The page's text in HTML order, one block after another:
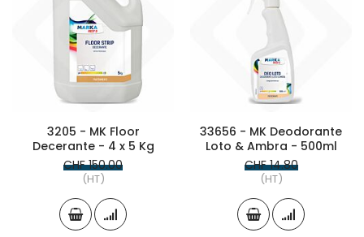
3205 - MK Floor
Decerante - 4 x 5 Kg
CHF 150.00
(HT)
33656 - MK Deodorante
Loto & Ambra - 500ml
CHF 14.80
(HT)